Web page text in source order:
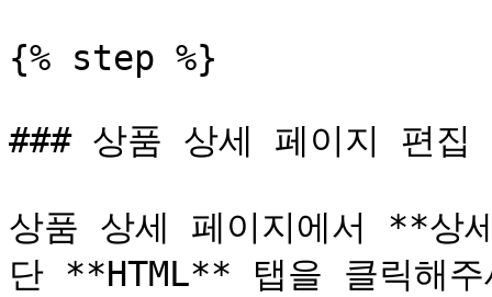
{% step %}
### 상품 상세 페이지 편집
상품 상세 페이지에서 **
단 **HTML** 탭을 클릭해